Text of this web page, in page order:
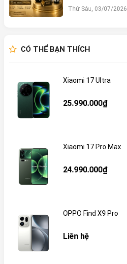
MOBILE
Thứ Sáu, 03/07/2026
CÓ THỂ BẠN THÍCH
Xiaomi 17 Ultra
25.990.000₫
Xiaomi 17 Pro Max
24.990.000₫
OPPO Find X9 Pro
Liên hệ